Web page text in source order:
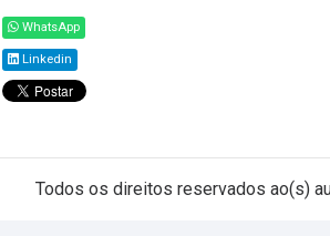
WhatsApp
Linkedin
Todos os direitos reservados ao(s)